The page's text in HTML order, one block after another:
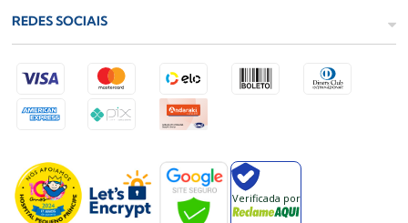
REDES SOCIAIS
Verificada por